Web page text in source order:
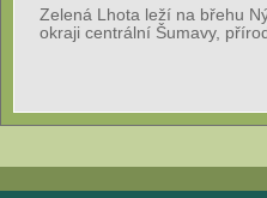
Zelená Lhota leží na břehu
okraji centrální Šumavy,